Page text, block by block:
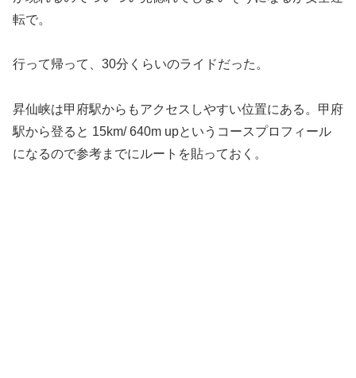
転で。
行って帰って、30分くらいのライドだった。
昇仙峡は甲府駅からもアクセスしやすい位置にある。甲府
駅から登ると 15km/ 640m upというコースプロフィール
になるので参考までにルートを貼っておく。